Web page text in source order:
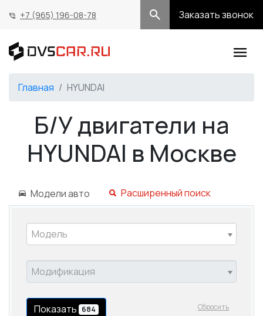
+7 (965) 196-08-78 Заказать звонок
Главная HYUNDAI
Б/У двигатели на
HYUNDAI в Москве
Модели авто Расширенный поиск
Модель
Модификация
Показать 684 Сбросить